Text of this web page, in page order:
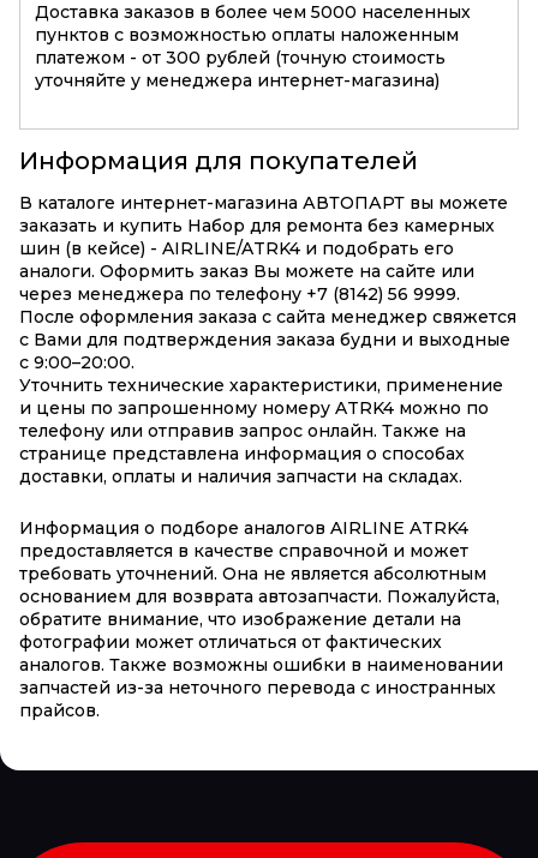
Доставка заказов в более чем 5000 населенных
пунктов с возможностью оплаты наложенным
платежом - от 300 рублей (точную стоимость
уточняйте у менеджера интернет-магазина)
Информация для покупателей
В каталоге интернет-магазина АВТОПАРТ вы можете
заказать и купить Набор для ремонта без камерных
шин (в кейсе) - AIRLINE/ATRK4 и подобрать его
аналоги. Оформить заказ Вы можете на сайте или
через менеджера по телефону +7 (8142) 56 9999.
После оформления заказа с сайта менеджер свяжется
с Вами для подтверждения заказа будни и выходные
с 9:00–20:00.
Уточнить технические характеристики, применение
и цены по запрошенному номеру ATRK4 можно по
телефону или отправив запрос онлайн. Также на
странице представлена информация о способах
доставки, оплаты и наличия запчасти на складах.
Информация о подборе аналогов AIRLINE ATRK4
предоставляется в качестве справочной и может
требовать уточнений. Она не является абсолютным
основанием для возврата автозапчасти. Пожалуйста,
обратите внимание, что изображение детали на
фотографии может отличаться от фактических
аналогов. Также возможны ошибки в наименовании
запчастей из-за неточного перевода с иностранных
прайсов.